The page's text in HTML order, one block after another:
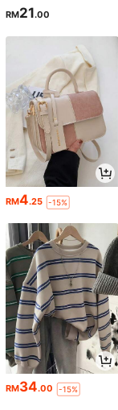
RM21.00
RM4.25 -15%
RM34.00 -15%